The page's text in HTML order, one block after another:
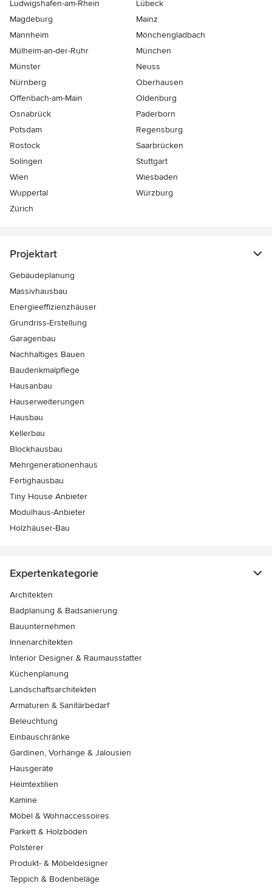
Ludwigshafen-am-Rhein
Lübeck
Magdeburg
Mainz
Mannheim
Mönchen­gladbach
Mülheim-an-der-Ruhr
München
Münster
Neuss
Nürnberg
Oberhausen
Offenbach-am-Main
Oldenburg
Osnabrück
Paderborn
Potsdam
Regensburg
Rostock
Saarbrücken
Solingen
Stuttgart
Wien
Wiesbaden
Wuppertal
Würzburg
Zürich
Projektart
Gebäudeplanung
Massivhausbau
Energieeffizienzhäuser
Grundriss-Erstellung
Garagenbau
Nachhaltiges Bauen
Baudenkmalpflege
Hausanbau
Hauserweiterungen
Hausbau
Kellerbau
Blockhausbau
Mehrgenerationenhaus
Fertighausbau
Tiny House Anbieter
Modulhaus-Anbieter
Holzhäuser-Bau
Expertenkategorie
Architekten
Badplanung & Badsanierung
Bauunternehmen
Innenarchitekten
Interior Designer & Raumausstatter
Küchenplanung
Landschaftsarchitekten
Armaturen & Sanitärbedarf
Beleuchtung
Einbauschränke
Gardinen, Vorhänge & Jalousien
Hausgeräte
Heimtextilien
Kamine
Möbel & Wohnaccessoires
Parkett & Holzböden
Polsterer
Produkt- & Möbeldesigner
Teppich & Bodenbeläge